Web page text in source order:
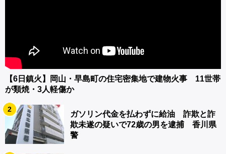
【6日鎮火】岡山・早島町の住宅密集地で建物火事 11世帯
が類焼・3人軽傷か
2
ガソリン代金を払わずに給油 詐欺と詐
欺未遂の疑いで72歳の男を逮捕 香川県
警